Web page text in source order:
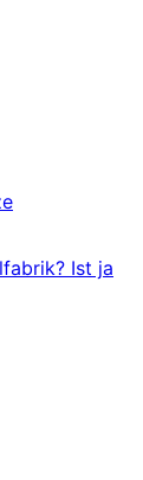
Ist ja